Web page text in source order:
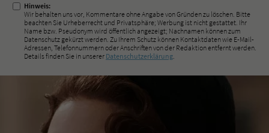
Hinweis:
Wir behalten uns vor, Kommentare ohne Angabe von Gründen zu löschen. Bitte
beachten Sie Urheberrecht und Privatsphäre; Werbung ist nicht gestattet. Ihr
Name bzw. Pseudonym wird öffentlich angezeigt; Nachnamen können zum
Datenschutz gekürzt werden. Zu Ihrem Schutz können Kontaktdaten wie E-Mail-
Adressen, Telefonnummern oder Anschriften von der Redaktion entfernt werden.
Details finden Sie in unserer Datenschutzerklärung